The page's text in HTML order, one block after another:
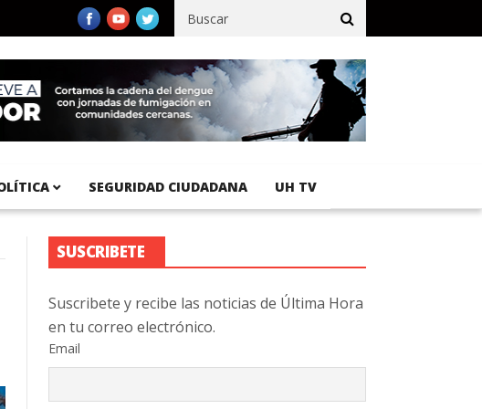
del Pacífico registra 92 % de avance en obras de terracería
SEGURIDAD CIUDADANA UH TV
SUSCRIBETE
Suscribete y recibe las noticias de Última Hora
en tu correo electrónico.
Email